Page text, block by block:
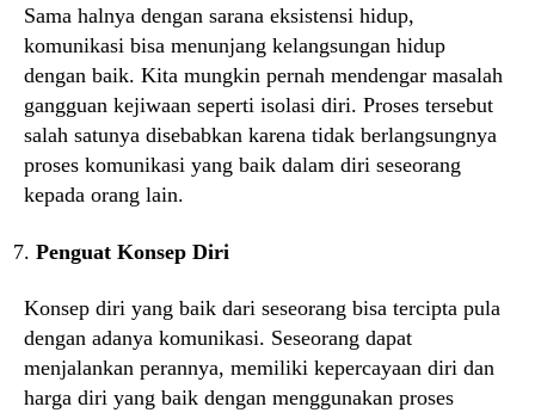
Sama halnya dengan sarana eksistensi hidup,
komunikasi bisa menunjang kelangsungan hidup
dengan baik. Kita mungkin pernah mendengar masalah
gangguan kejiwaan seperti isolasi diri. Proses tersebut
salah satunya disebabkan karena tidak berlangsungnya
proses komunikasi yang baik dalam diri seseorang
kepada orang lain.
Penguat Konsep Diri
Konsep diri yang baik dari seseorang bisa tercipta pula
dengan adanya komunikasi. Seseorang dapat
menjalankan perannya, memiliki kepercayaan diri dan
harga diri yang baik dengan menggunakan proses